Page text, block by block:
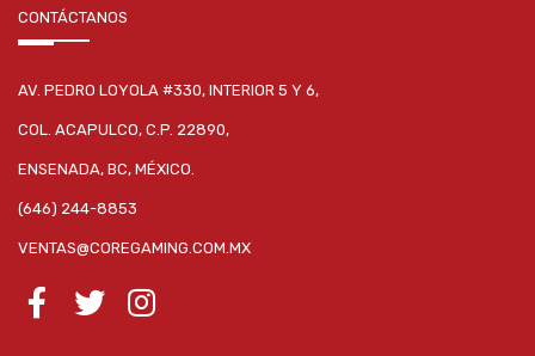
CONTÁCTANOS
AV. PEDRO LOYOLA #330, INTERIOR 5 Y 6,
COL. ACAPULCO, C.P. 22890,
ENSENADA, BC, MÉXICO.
(646) 244-8853
VENTAS@COREGAMING.COM.MX